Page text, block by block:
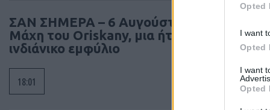
Opted
I want
Opted
I want
Opted
ΣΑΝ ΣΗΜΕΡΑ – 6 Αυγούστου 1777:
Μάχη του Oriskany, μια ήττα με
ινδιάνικο εμφύλιο
18:01